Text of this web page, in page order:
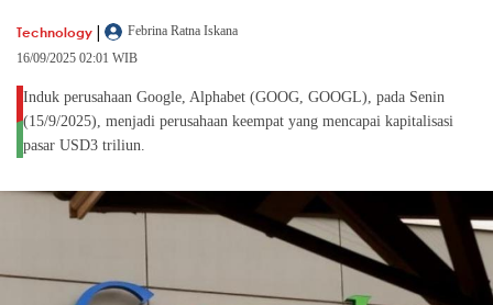
Technology |
Febrina Ratna Iskana
16/09/2025 02:01 WIB
Induk perusahaan Google, Alphabet (GOOG, GOOGL), pada Senin
(15/9/2025), menjadi perusahaan keempat yang mencapai kapitalisasi
pasar USD3 triliun.